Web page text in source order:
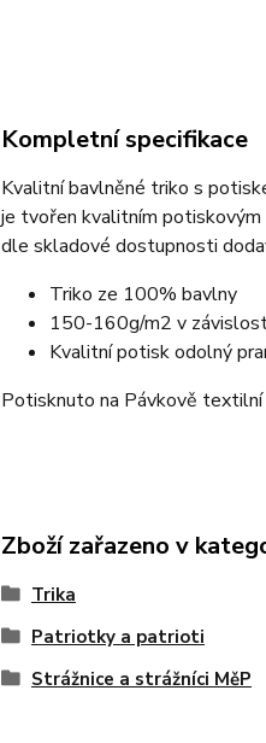
Kompletní specifikace
Kvalitní bavlněné triko s
je tvořen kvalitním
dle skladové dostupnosti
Triko ze 100% bavlny
150-160g/m2 v
Kvalitní potisk odolný
Potisknuto na Pávkově textilní
Zboží zařazeno v
Trika
Patriotky a patrioti
Strážnice a strážníci MěP